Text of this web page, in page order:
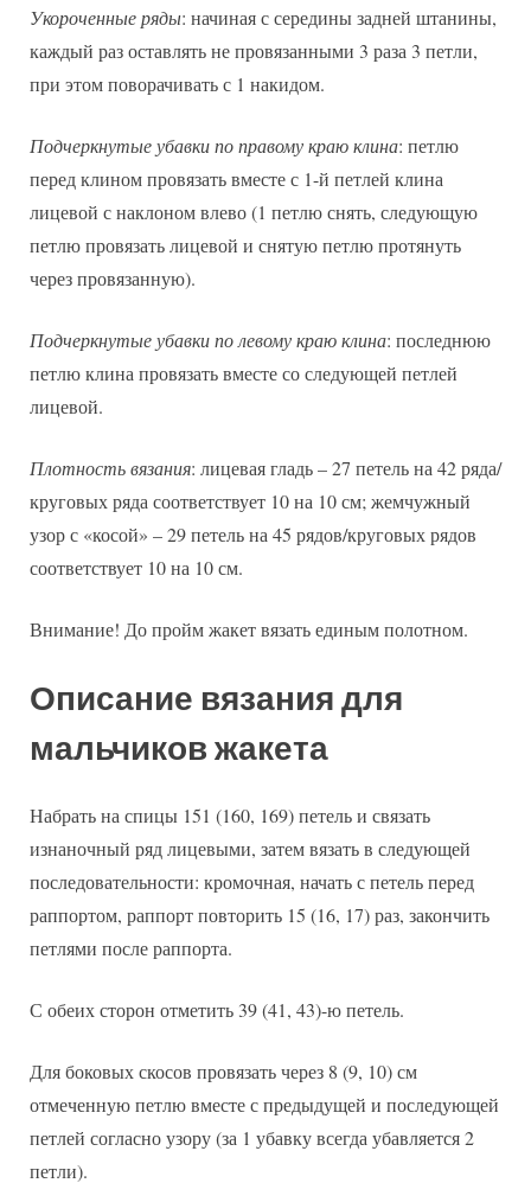
Укороченные ряды: начиная с середины задней штанины,
каждый раз оставлять не провязанными 3 раза 3 петли,
при этом поворачивать с 1 накидом.
Подчеркнутые убавки по правому краю клина: петлю
перед клином провязать вместе с 1-й петлей клина
лицевой с наклоном влево (1 петлю снять, следующую
петлю провязать лицевой и снятую петлю протянуть
через провязанную).
Подчеркнутые убавки по левому краю клина: последнюю
петлю клина провязать вместе со следующей петлей
лицевой.
Плотность вязания: лицевая гладь – 27 петель на 42 ряда/
круговых ряда соответствует 10 на 10 см; жемчужный
узор с «косой» – 29 петель на 45 рядов/круговых рядов
соответствует 10 на 10 см.
Внимание! До пройм жакет вязать единым полотном.
Описание вязания для
мальчиков жакета
Набрать на спицы 151 (160, 169) петель и связать
изнаночный ряд лицевыми, затем вязать в следующей
последовательности: кромочная, начать с петель перед
раппортом, раппорт повторить 15 (16, 17) раз, закончить
петлями после раппорта.
С обеих сторон отметить 39 (41, 43)-ю петель.
Для боковых скосов провязать через 8 (9, 10) см
отмеченную петлю вместе с предыдущей и последующей
петлей согласно узору (за 1 убавку всегда убавляется 2
петли).